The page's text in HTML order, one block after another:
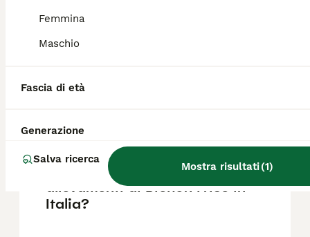
Femmina
Maschio
Fascia di età
Generazione
Salva ricerca
Mostra risultati(1)
Bichon Frise?
Dove posso trovare
allevamenti di Bichon Frise in
Italia?